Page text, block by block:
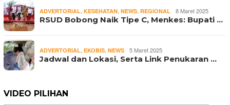
ADVERTORIAL KESEHATAN NEWS REGIONAL 8 Maret 2025
RSUD Bobong Naik Tipe C, Menkes: Bupati …
ADVERTORIAL EKOBIS NEWS 5 Maret 2025
Jadwal dan Lokasi, Serta Link Penukaran …
VIDEO PILIHAN